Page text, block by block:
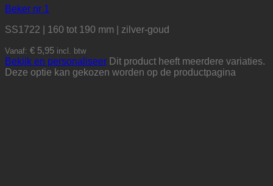
Beker nr 1
SS1722 | 160 tot 190 mm | zilver-goud
Vanaf: € 5,95 incl. btw
Bekijk en personaliseer Dit product heeft meerdere variaties.
Deze optie kan gekozen worden op de productpagina